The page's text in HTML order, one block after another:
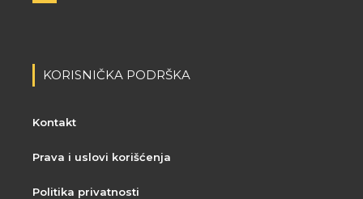
KORISNIČKA PODRŠKA
Kontakt
Prava i uslovi korišćenja
Politika privatnosti